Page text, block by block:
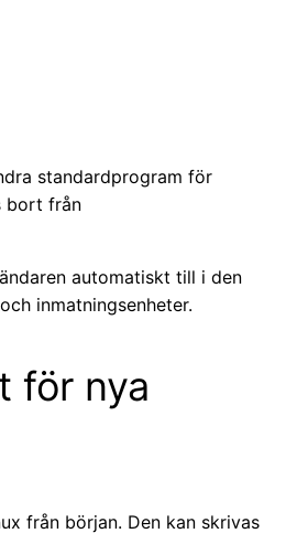
standardprogram för
bort från
automatiskt till i den
inmatningsenheter.
för nya
från början. Den kan skrivas